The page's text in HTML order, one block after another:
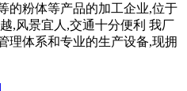
的粉体等产品的加工企业,位于
,风景宜人,交通十分便利 我厂
理体系和专业的生产设备,现拥